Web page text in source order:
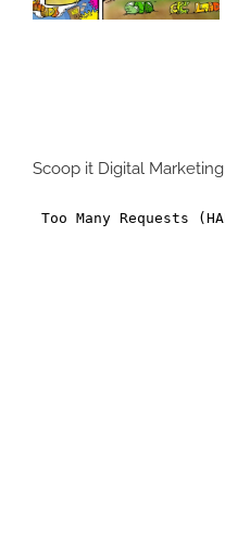
Scoop it Digital Marketing